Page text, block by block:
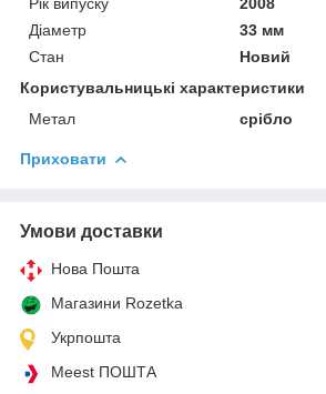
Діаметр
33 мм
Стан
Новий
Користувальницькі характеристики
Метал
срібло
Приховати
Умови доставки
Нова Пошта
Магазини Rozetka
Укрпошта
Meest ПОШТА